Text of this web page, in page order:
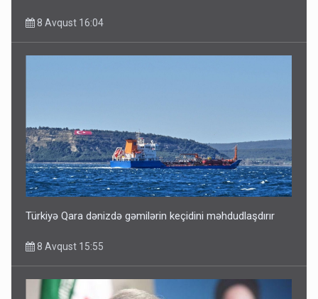
8 Avqust 16:04
Türkiyə Qara dənizdə gəmilərin keçidini məhdudlaşdırır
8 Avqust 15:55